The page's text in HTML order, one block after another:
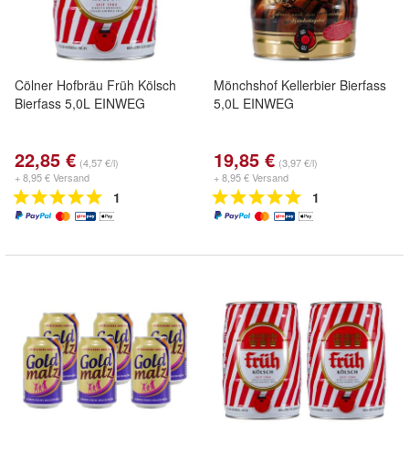
Cölner Hofbräu Früh Kölsch
Bierfass 5,0L EINWEG
22,85 € (4,57 €/l)
+ 8,95 € Versand
1
Mönchshof Kellerbier Bierfass
5,0L EINWEG
19,85 € (3,97 €/l)
+ 8,95 € Versand
1